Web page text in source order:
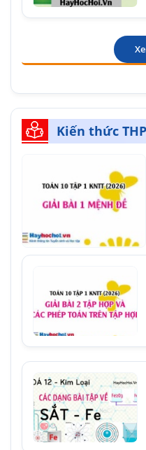
Kiến thức